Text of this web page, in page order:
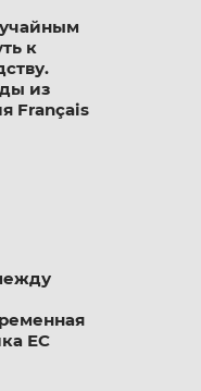
к
из
Français
ЕС